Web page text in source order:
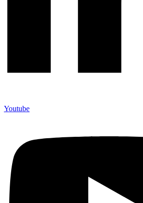
Youtube